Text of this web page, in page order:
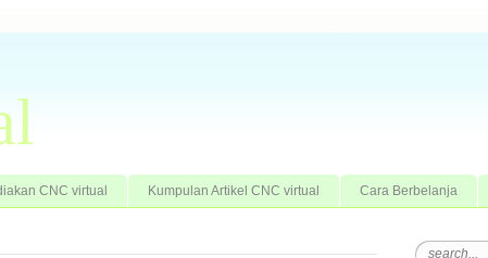
CNC virtual Kumpulan Artikel CNC virtual Cara Berbelanja